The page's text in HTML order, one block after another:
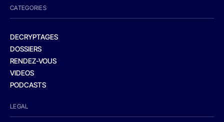
CATEGORIES
DECRYPTAGES
DOSSIERS
RENDEZ-VOUS
VIDEOS
PODCASTS
LEGAL